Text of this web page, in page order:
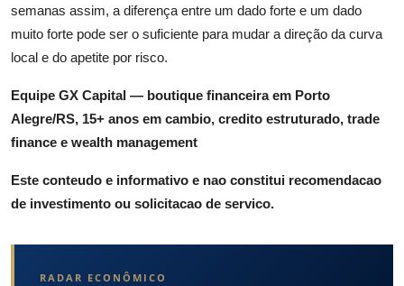
semanas assim, a diferença entre um dado forte e um dado
muito forte pode ser o suficiente para mudar a direção da curva
local e do apetite por risco.
Equipe GX Capital — boutique financeira em Porto
Alegre/RS, 15+ anos em cambio, credito estruturado, trade
finance e wealth management
Este conteudo e informativo e nao constitui recomendacao
de investimento ou solicitacao de servico.
RADAR ECONÔMICO